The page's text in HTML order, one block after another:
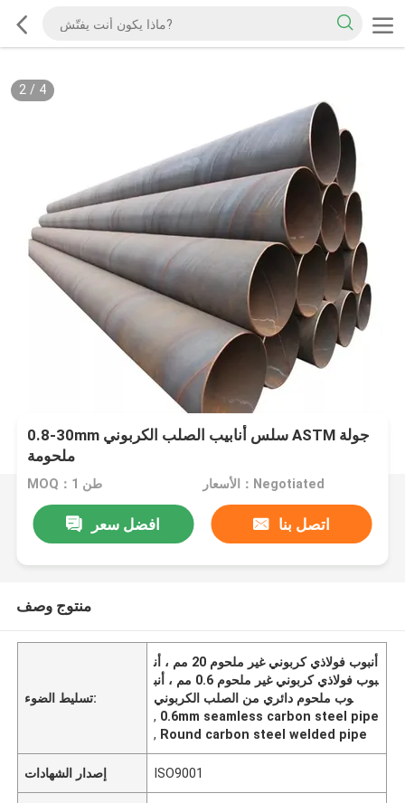
2/ 4
0.8-30mm سلس أنابيب الصلب الكربوني ASTM جولة
ملحومة
MOQ：1 طن الأسعار：Negotiated
افضل سعر اتصل بنا
منتوج وصف
تسليط الضوء:
أنبوب فولاذي كربوني غير ملحوم 20 مم ، أن
بوب فولاذي كربوني غير ملحوم 0.6 مم ، أنب
وب ملحوم دائري من الصلب الكربوني
, 0.6mm seamless carbon steel pipe
, Round carbon steel welded pipe
إصدار الشهادات ISO9001